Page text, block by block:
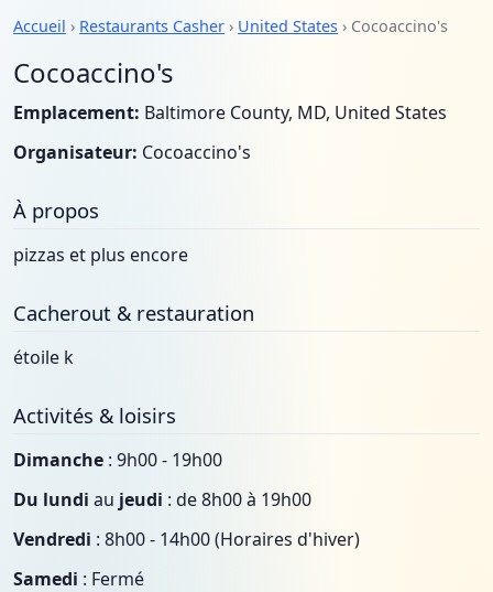
Accueil › Restaurants Casher › United States › Cocoaccino's
Cocoaccino's
Emplacement: Baltimore County, MD, United States
Organisateur: Cocoaccino's
À propos
pizzas et plus encore
Cacherout & restauration
étoile k
Activités & loisirs
Dimanche : 9h00 - 19h00
Du lundi au jeudi : de 8h00 à 19h00
Vendredi : 8h00 - 14h00 (Horaires d'hiver)
Samedi : Fermé